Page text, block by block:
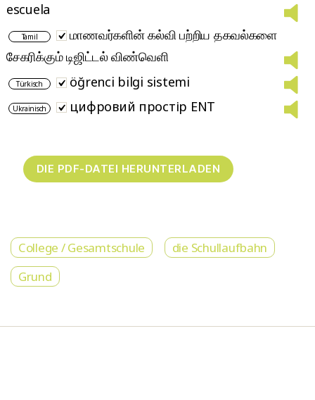
escuela
Tamil
மாணவர்களின் கல்வி பற்றிய தகவல்களை
சேகரிக்கும் டிஜிட்டல் விண்வெளி
Türkisch öğrenci bilgi sistemi
Ukrainisch цифровий простір ENT
College / Gesamtschule
die Schullaufbahn
Grund